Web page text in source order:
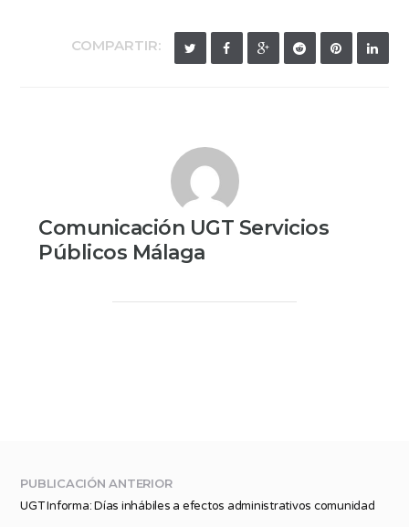
COMPARTIR:
Comunicación UGT Servicios
Públicos Málaga
PUBLICACIÓN ANTERIOR
UGT Informa: Días inhábiles a efectos administrativos comunidad